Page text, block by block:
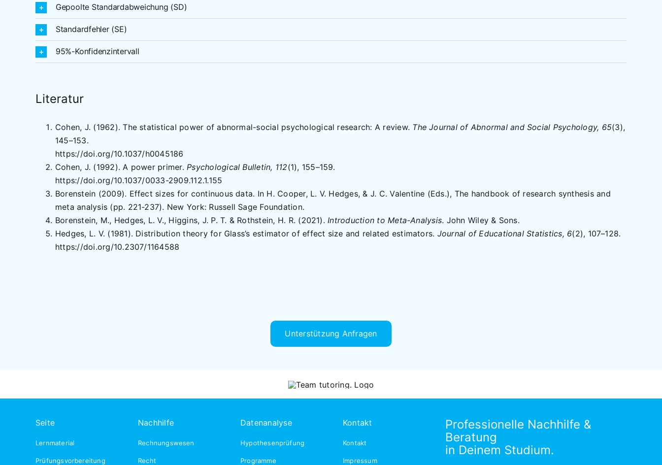
Gepoolte Standardabweichung (SD)
Standardfehler (SE)
95%-Konfidenzintervall
Literatur
Cohen, J. (1962). The statistical power of abnormal-social psychological research: A review. The Journal of Abnormal and Social Psychology, 65(3),
145–153.
https://doi.org/10.1037/h0045186
Cohen, J. (1992). A power primer.Psychological Bulletin, 112(1), 155–159.
https://doi.org/10.1037/0033-2909.112.1.155
Borenstein (2009). Effect sizes for continuous data. In H. Cooper, L. V. Hedges, & J. C. Valentine (Eds.), The handbook of research synthesis and
meta analysis (pp. 221-237). New York: Russell Sage Foundation.
Borenstein, M., Hedges, L. V., Higgins, J. P. T. & Rothstein, H. R. (2021).Introduction to Meta-Analysis. John Wiley & Sons.
Hedges, L. V. (1981). Distribution theory for Glass’s estimator of effect size and related estimators. Journal of Educational Statistics, 6(2), 107–128.
https://doi.org/10.2307/1164588
Unterstützung Anfragen
Seite
Lernmaterial
Prüfungsvorbereitung
Nachhilfe
Rechnungswesen
Recht
Datenanalyse
Hypothesenprüfung
Programme
Kontakt
Kontakt
Impressum
Professionelle Nachhilfe &
Beratung
in Deinem Studium.